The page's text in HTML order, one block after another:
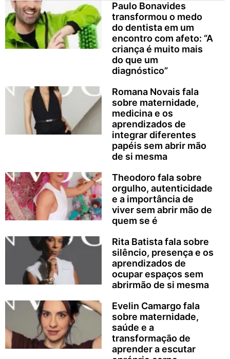
Paulo Bonavides
transformou o medo
do dentista em um
encontro com afeto: “A
criança é muito mais
do que um
diagnóstico”
Romana Novais fala
sobre maternidade,
medicina e os
aprendizados de
integrar diferentes
papéis sem abrir mão
de si mesma
Theodoro fala sobre
orgulho, autenticidade
e a importância de
viver sem abrir mão de
quem se é
Rita Batista fala sobre
silêncio, presença e os
aprendizados de
ocupar espaços sem
abrirmão de si mesma
Evelin Camargo fala
sobre maternidade,
saúde e a
transformação de
aprender a escutar